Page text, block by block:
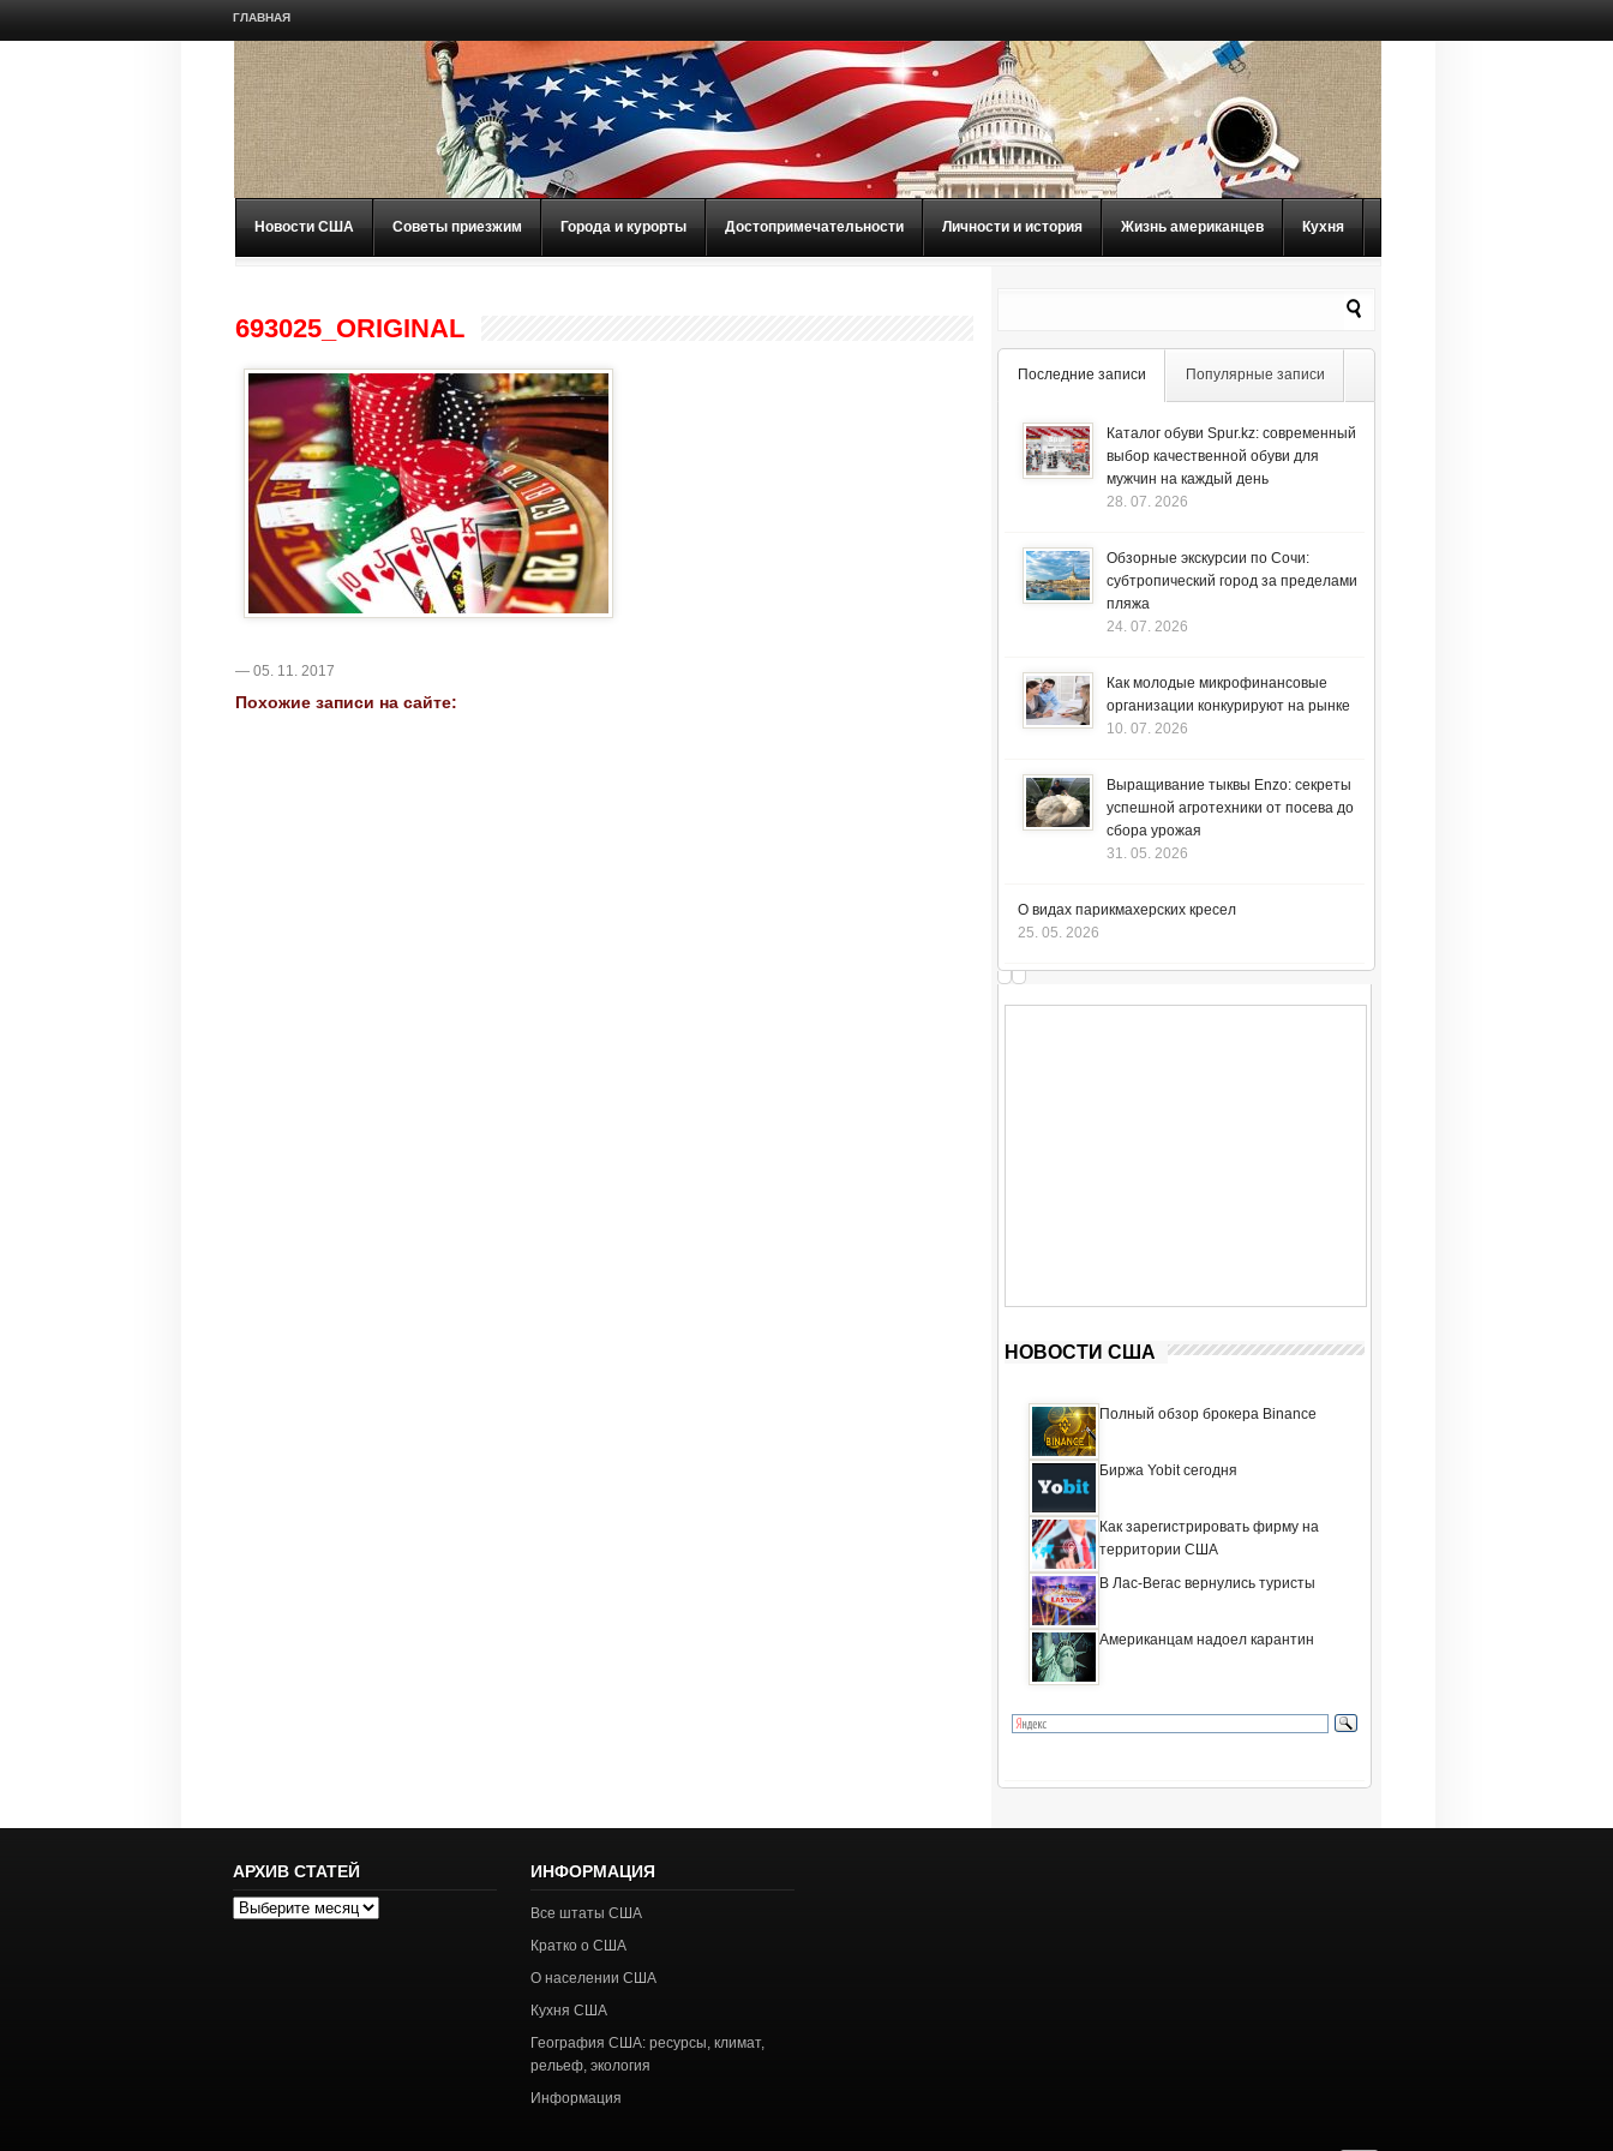
ГЛАВНАЯ
Новости США Советы приезжим Города и курорты Достопримечательности Личности и история Жизнь американцев Кухня
693025_ORIGINAL
— 05. 11. 2017
Похожие записи на сайте:
Последние записи Популярные записи
Каталог обуви Spur.kz: современный
выбор качественной обуви для
мужчин на каждый день
28. 07. 2026
Обзорные экскурсии по Сочи:
субтропический город за пределами
пляжа
24. 07. 2026
Как молодые микрофинансовые
организации конкурируют на рынке
10. 07. 2026
Выращивание тыквы Enzo: секреты
успешной агротехники от посева до
сбора урожая
31. 05. 2026
О видах парикмахерских кресел
25. 05. 2026
НОВОСТИ США
Полный обзор брокера Binance
Биржа Yobit сегодня
Как зарегистрировать фирму на
территории США
В Лас-Вегас вернулись туристы
Американцам надоел карантин
АРХИВ СТАТЕЙ
Архив
ИНФОРМАЦИЯ
Все штаты США
Кратко о США
О населении США
Кухня США
География США: ресурсы, климат,
рельеф, экология
Информация